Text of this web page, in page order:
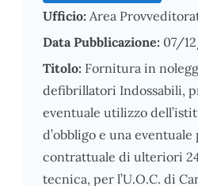
Ufficio: Area
Data Pubblicazione: 07/
Titolo: Fornitura in
defibrillatori Indossabili,
eventuale utilizzo
d’obbligo e una eventuale
contrattuale di ulteriori
tecnica, per l’U.O.C. di